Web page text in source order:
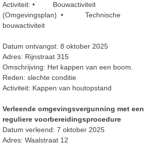
Activiteit: • Bouwactiviteit
(Omgevingsplan) • Technische
bouwactiviteit
Datum ontvangst: 8 oktober 2025
Adres: Rijnstraat 315
Omschrijving: Het kappen van een boom.
Reden: slechte conditie
Activiteit: Kappen van houtopstand
Verleende omgevingsvergunning met een
reguliere voorbereidingsprocedure
Datum verleend: 7 oktober 2025
Adres: Waalstraat 12